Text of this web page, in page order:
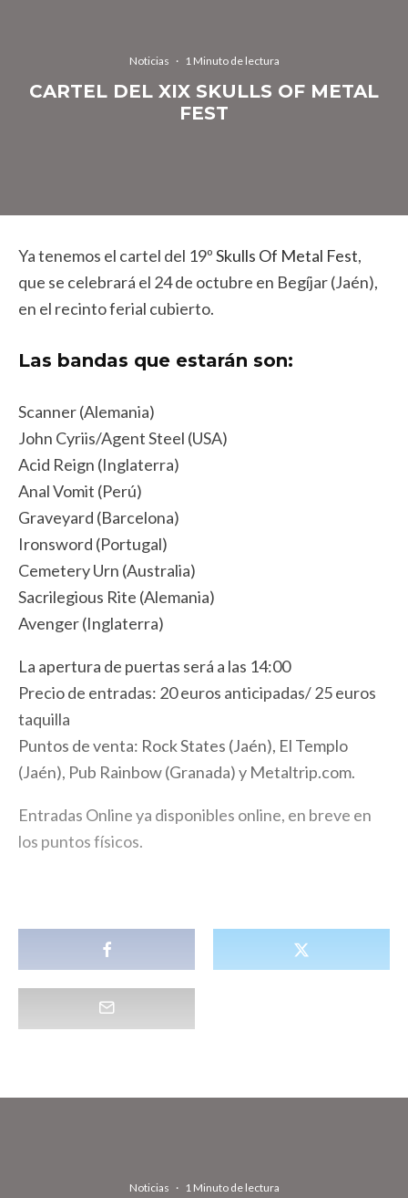
Noticias · 1 Minuto de lectura
CARTEL DEL XIX SKULLS OF METAL
FEST
Ya tenemos el cartel del 19ºSkulls Of Metal Fest,
que se celebrará el 24 de octubre en Begíjar (Jaén),
en el recinto ferial cubierto.
Las bandas que estarán son:
Scanner (Alemania)
John Cyriis/Agent Steel (USA)
Acid Reign (Inglaterra)
Anal Vomit (Perú)
Graveyard (Barcelona)
Ironsword (Portugal)
Cemetery Urn (Australia)
Sacrilegious Rite (Alemania)
Avenger (Inglaterra)
La apertura de puertas será a las 14:00
Precio de entradas: 20 euros anticipadas/ 25 euros
taquilla
Puntos de venta: Rock States (Jaén), El Templo
(Jaén), Pub Rainbow (Granada) y Metaltrip.com.
Entradas Online ya disponibles online, en breve en
los puntos físicos.
Noticias · 1 Minuto de lectura